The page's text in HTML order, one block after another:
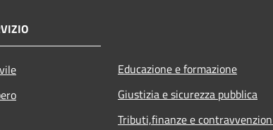
Educazione e formazione
Giustizia e sicurezza pubblica
Tributi,finanze e